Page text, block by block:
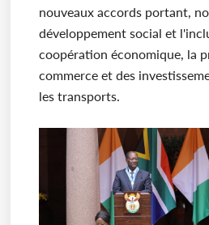
nouveaux accords portant,
développement social et
coopération économique, la
commerce et des
les transports.